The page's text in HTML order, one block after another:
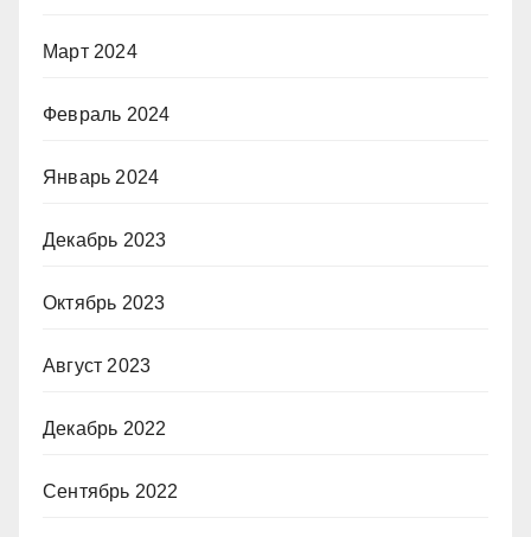
Март 2024
Февраль 2024
Январь 2024
Декабрь 2023
Октябрь 2023
Август 2023
Декабрь 2022
Сентябрь 2022